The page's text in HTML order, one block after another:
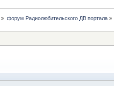
» форум Радиолюбительского ДВ портала»